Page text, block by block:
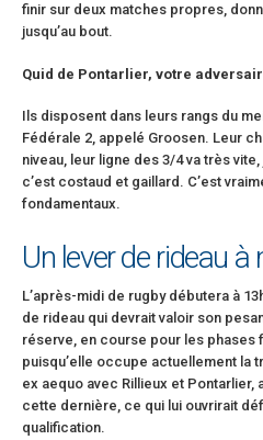
finir sur deux matches propres,
jusqu’au bout.
Quid de Pontarlier, votre
Ils disposent dans leurs rangs du
Fédérale 2, appelé Groosen. Leur
niveau, leur ligne des 3/4 va très
c’est costaud et gaillard. C’est
fondamentaux.
Un lever de rideau
L’après-midi de rugby débutera à
de rideau qui devrait valoir son
réserve, en course pour les phases
puisqu’elle occupe actuellement la
ex aequo avec Rillieux et
cette dernière, ce qui lui ouvrirait
qualification.